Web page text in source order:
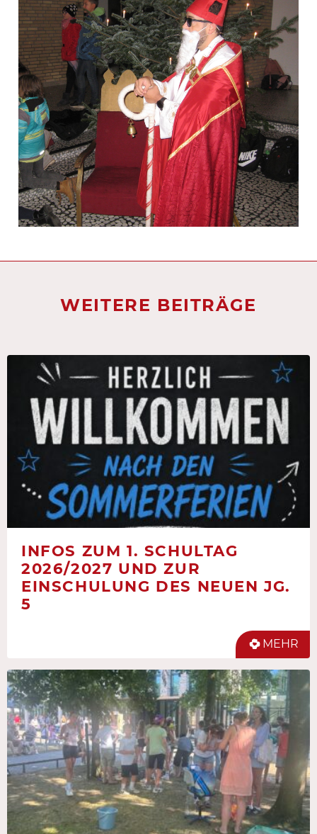
WEITERE BEITRÄGE
INFOS ZUM 1. SCHULTAG
2026/2027 UND ZUR
EINSCHULUNG DES NEUEN JG.
5
MEHR